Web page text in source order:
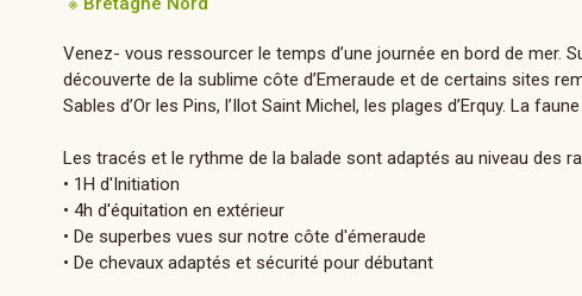
Venez- vous ressourcer le temps d’une journée en bord de mer.
découverte de la sublime côte d’Emeraude et de certains sites
Sables d’Or les Pins, l’Ilot Saint Michel, les plages d’Erquy. La
Les tracés et le rythme de la balade sont adaptés au niveau des
• 1H d'Initiation
• 4h d'équitation en extérieur
• De superbes vues sur notre côte d'émeraude
• De chevaux adaptés et sécurité pour débutant